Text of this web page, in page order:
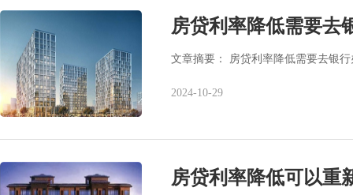
房贷利率降低需要去
文章摘要： 房贷利率降低需要去银
2024-10-29
房贷利率降低可以重